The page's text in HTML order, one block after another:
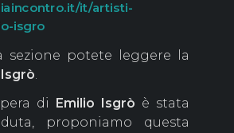
it/artisti-
isgro
sezione potete leggere la
Isgrò.
di Emilio Isgrò è stata
proponiamo questa